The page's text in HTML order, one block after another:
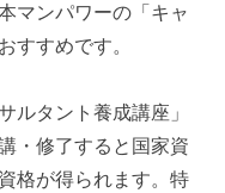
マンパワーの「キャ
すすめです。
ルタント養成講座」
・修了すると国家資
格が得られます。特